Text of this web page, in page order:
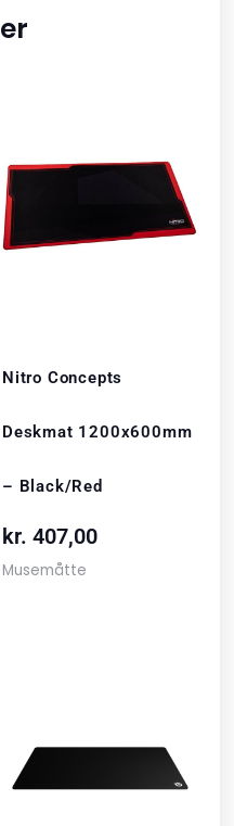
Nitro Concepts
Deskmat 1200x600mm
– Black/Red
kr. 407,00
Musemåtte